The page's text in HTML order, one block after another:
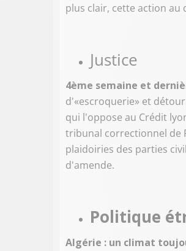
plus clair, cette action au
Justice
4ème semaine et d
d'«escroquerie» et
qui l'oppose au Crédit
tribunal correctionnel de
plaidoiries des parties
d'amende.
Politique
Algérie : un climat